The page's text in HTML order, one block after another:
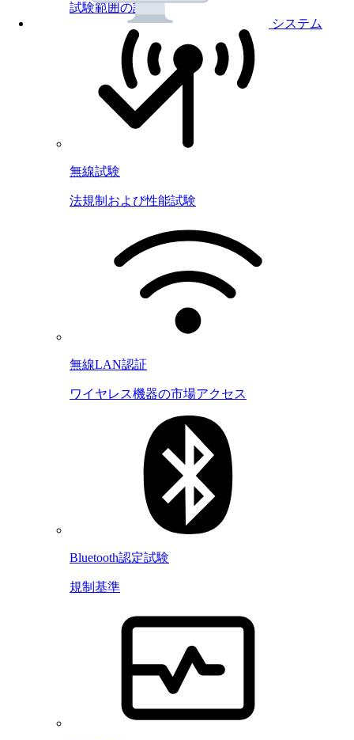
システム
試験範囲の詳細
無線試験
法規制および性能試験
無線LAN認証
ワイヤレス機器の市場アクセス
Bluetooth認定試験
規制基準